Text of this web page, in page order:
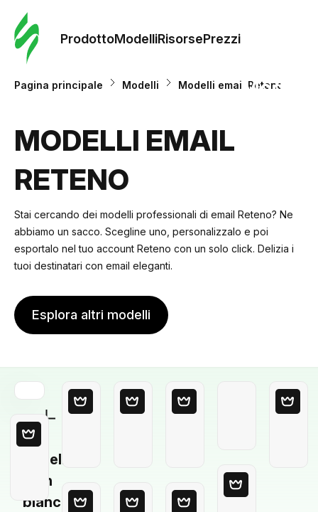
ProdottoModelliRisorsePrezzi
Modelli
Pagina principale Modelli Modelli email Reteno
MODELLI EMAIL
RETENO
Stai cercando dei modelli professionali di email Reteno? Ne
abbiamo un sacco. Scegline uno, personalizzalo e poi
esportalo nel tuo account Reteno con un solo click. Delizia i
tuoi destinatari con email eleganti.
Esplora altri modelli
Modello
in
bianco